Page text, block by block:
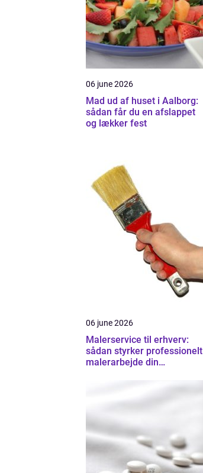
06 june 2026
Mad ud af huset i Aalborg:
sådan får du en afslappet
og lækker fest
06 june 2026
Malerservice til erhverv:
sådan styrker professionelt
malerarbejde din